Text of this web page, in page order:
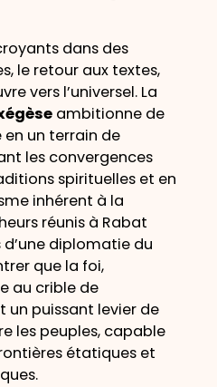
dans des
le retour aux textes,
vers l’universel. La
ambitionne de
un terrain de
les convergences
spirituelles et en
inhérent à la
réunis à Rabat
diplomatie du
que la foi,
au crible de
un puissant levier de
les peuples, capable
étatiques et